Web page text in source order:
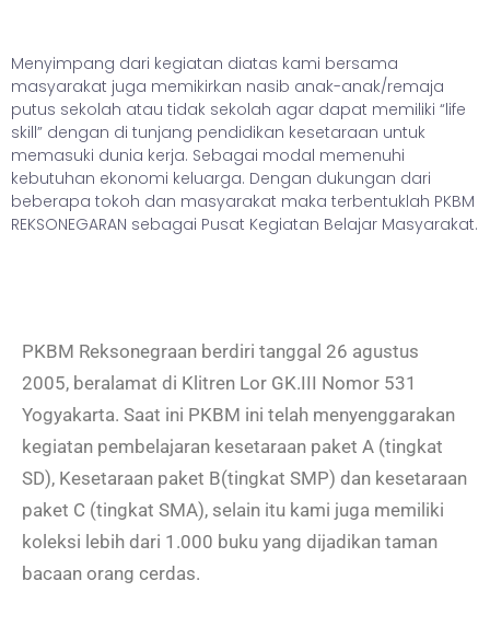
Menyimpang dari kegiatan diatas kami bersama
masyarakat juga memikirkan nasib anak-anak/remaja
putus sekolah atau tidak sekolah agar dapat memiliki “life
skill” dengan di tunjang pendidikan kesetaraan untuk
memasuki dunia kerja. Sebagai modal memenuhi
kebutuhan ekonomi keluarga. Dengan dukungan dari
beberapa tokoh dan masyarakat maka terbentuklah PKBM
REKSONEGARAN sebagai Pusat Kegiatan Belajar Masyarakat.
PKBM Reksonegraan berdiri tanggal 26 agustus
2005, beralamat di Klitren Lor GK.III Nomor 531
Yogyakarta. Saat ini PKBM ini telah menyenggarakan
kegiatan pembelajaran kesetaraan paket A (tingkat
SD), Kesetaraan paket B(tingkat SMP) dan kesetaraan
paket C (tingkat SMA), selain itu kami juga memiliki
koleksi lebih dari 1.000 buku yang dijadikan taman
bacaan orang cerdas.